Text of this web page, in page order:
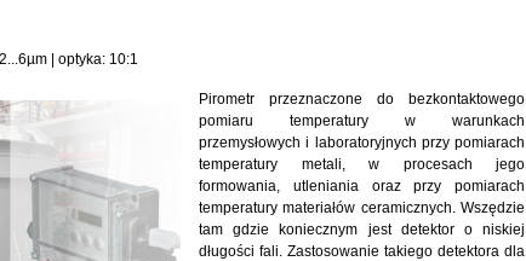
| optyka: 10:1
Pirometr przeznaczone do bezkontaktowego
pomiaru temperatury w warunkach
przemysłowych i laboratoryjnych przy pomiarach
temperatury metali, w procesach jego
formowania, utleniania oraz przy pomiarach
temperatury materiałów ceramicznych. Wszędzie
tam gdzie koniecznym jest detektor o niskiej
długości fali. Zastosowanie takiego detektora dla